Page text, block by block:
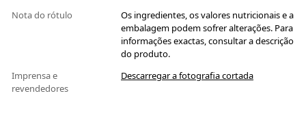
Nota do rótulo
Os ingredientes, os valores nutricionais e a
embalagem podem sofrer alterações. Para
informações exactas, consultar a descrição
do produto.
Imprensa e
revendedores
Descarregar a fotografia cortada